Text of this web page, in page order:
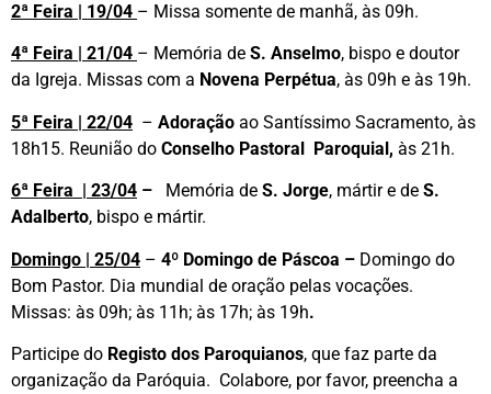
2ª Feira | 19/04 – Missa somente de manhã, às 09h.
4ª Feira | 21/04 – Memória de S. Anselmo, bispo e doutor
da Igreja. Missas com a Novena Perpétua, às 09h e às 19h.
5ª Feira | 22/04 – Adoração ao Santíssimo Sacramento, às
18h15. Reunião do Conselho Pastoral Paroquial, às 21h.
6ª Feira | 23/04 – Memória de S. Jorge, mártir e de S.
Adalberto, bispo e mártir.
Domingo | 25/04 – 4º Domingo de Páscoa – Domingo do
Bom Pastor. Dia mundial de oração pelas vocações.
Missas: às 09h; às 11h; às 17h; às 19h.
Participe do Registo dos Paroquianos, que faz parte da
organização da Paróquia. Colabore, por favor, preencha a